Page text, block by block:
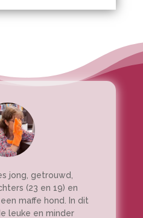
jong, getrouwd,
(23 en 19) en
maffe hond. In dit
leuke en minder